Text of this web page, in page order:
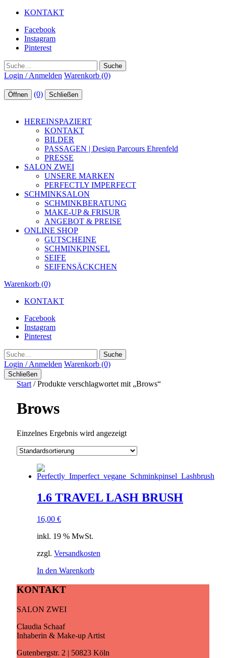
KONTAKT
Facebook
Instagram
Pinterest
Suche
Login / Anmelden Warenkorb (0)
Öffnen (0) Schließen
HEREINSPAZIERT
KONTAKT
BILDER
PASSAGEN | Design Parcours Ehrenfeld
PRESSE
SALON ZWEI
UNSERE MARKEN
PERFECTLY IMPERFECT
SCHMINKSALON
SCHMINKBERATUNG
MAKE-UP & FRISUR
ANGEBOT & PREISE
ONLINE SHOP
GUTSCHEINE
SCHMINKPINSEL
SEIFE
SEIFENSÄCKCHEN
Warenkorb (0)
KONTAKT
Facebook
Instagram
Pinterest
Suche
Login / Anmelden Warenkorb (0)
Schließen
Start / Produkte verschlagwortet mit „Brows“
Brows
Einzelnes Ergebnis wird angezeigt
1.6 TRAVEL LASH BRUSH
16,00 €
inkl. 19 % MwSt.
zzgl. Versandkosten
In den Warenkorb
KONTAKT
SALON ZWEI
Claudia Schaaf
Inhaberin & Make-up Artist
Gutenbergstr. 2 | 50823 Köln